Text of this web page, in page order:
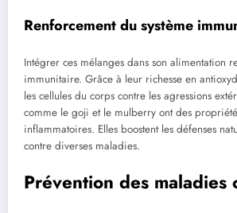
Renforcement du système
Intégrer ces mélanges dans son alimentation
immunitaire. Grâce à leur richesse en
les cellules du corps contre les agressions
comme le goji et le mulberry ont des
inflammatoires. Elles boostent les défenses
contre diverses maladies.
Prévention des maladies